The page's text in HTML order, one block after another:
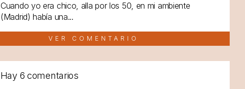
Cuando yo era chico, alla por los 50, en mi ambiente
(Madrid) había una...
VER COMENTARIO
Hay 6 comentarios